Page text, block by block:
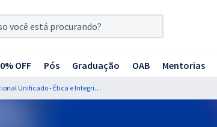
OFF Pós Graduação OAB Mentorias
CNU 2025 - Concurso Nacional Unificado - Ética e Integridade para o Bloco 7 - Justiça e Defesa - Professores Equipe Gran Concursos